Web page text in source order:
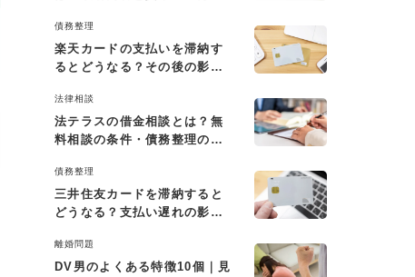
債務整理
楽天カードの支払いを滞納す
るとどうなる？その後の影響
法律相談
法テラスの借金相談とは？無
料相談の条件・債務整理の費
債務整理
三井住友カードを滞納すると
どうなる？支払い遅れの影響
離婚問題
DV男のよくある特徴10個｜見